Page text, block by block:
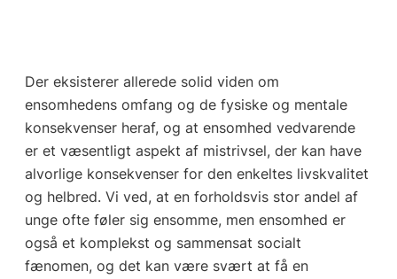
Der eksisterer allerede solid viden om
ensomhedens omfang og de fysiske og mentale
konsekvenser heraf, og at ensomhed vedvarende
er et væsentligt aspekt af mistrivsel, der kan have
alvorlige konsekvenser for den enkeltes livskvalitet
og helbred. Vi ved, at en forholdsvis stor andel af
unge ofte føler sig ensomme, men ensomhed er
også et komplekst og sammensat socialt
fænomen, og det kan være svært at få en